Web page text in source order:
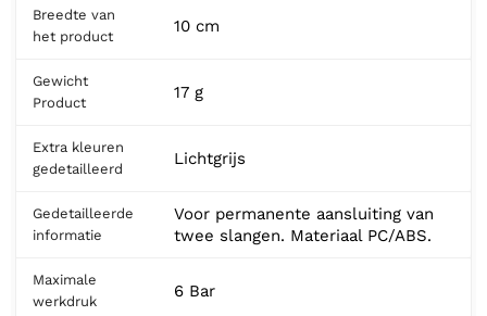
Breedte van
het product
10 cm
Gewicht
Product
17 g
Extra kleuren
gedetailleerd
Lichtgrijs
Gedetailleerde
informatie
Voor permanente aansluiting van
twee slangen. Materiaal PC/ABS.
Maximale
werkdruk
6 Bar